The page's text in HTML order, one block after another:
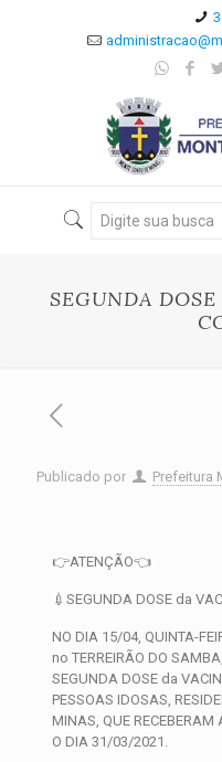
SEGUNDA
Publicado por Prefeitura
👉ATENÇÃO👈
💉SEGUNDA DOSE da
NO DIA 15/04, QUINTA-
no TERREIRÃO DO
SEGUNDA DOSE da
PESSOAS IDOSAS,
MINAS, QUE RECEBERAM
O DIA 31/03/2021.